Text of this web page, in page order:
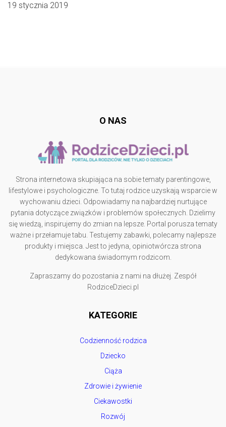
19 stycznia 2019
O NAS
Strona internetowa skupiająca na sobie tematy parentingowe,
lifestylowe i psychologiczne. To tutaj rodzice uzyskają wsparcie w
wychowaniu dzieci. Odpowiadamy na najbardziej nurtujące
pytania dotyczące związków i problemów społecznych. Dzielimy
się wiedzą, inspirujemy do zmian na lepsze. Portal porusza tematy
ważne i przełamuje tabu. Testujemy zabawki, polecamy najlepsze
produkty i miejsca. Jest to jedyna, opiniotwórcza strona
dedykowana świadomym rodzicom.
Zapraszamy do pozostania z nami na dłużej. Zespół
RodziceDzieci.pl
KATEGORIE
Codzienność rodzica
Dziecko
Ciąża
Zdrowie i żywienie
Ciekawostki
Rozwój